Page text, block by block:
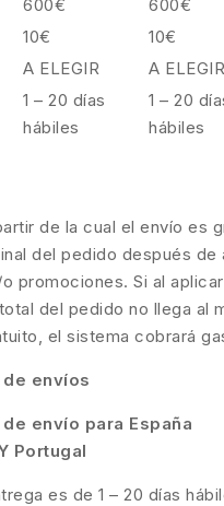
600€
600€
10€
10€
A ELEGIR
A ELEGIR
1 – 20 días
hábiles
1 – 20
hábiles
de la cual el envío es
del pedido después de
promociones. Si al
del pedido no llega al
el sistema cobrará
envíos
envío para España
Portugal
es de 1 – 20 días